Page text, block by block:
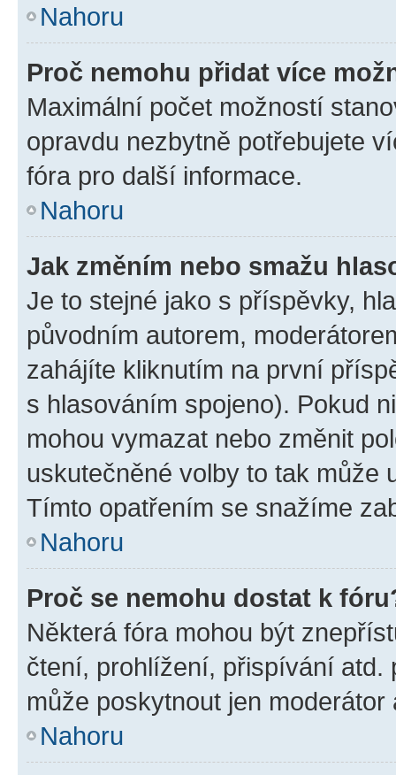
Nahoru
Proč nemohu přidat více
Maximální počet možností
opravdu nezbytně potřebujete
fóra pro další informace.
Nahoru
Jak změním nebo smažu
Je to stejné jako s příspěvky,
původním autorem,
zahájíte kliknutím na první
s hlasováním spojeno). Pokud
mohou vymazat nebo změnit
uskutečněné volby to tak může
Tímto opatřením se snažíme
Nahoru
Proč se nemohu dostat k
Některá fóra mohou být
čtení, prohlížení, přispívání atd.
může poskytnout jen
Nahoru